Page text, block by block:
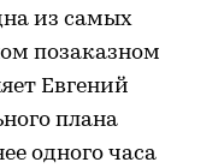
из самых
позаказном
Евгений
плана
одного часа